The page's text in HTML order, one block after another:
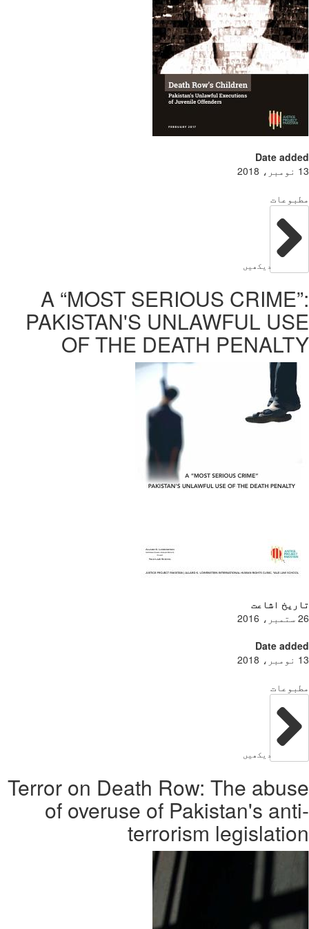
Date
دیکھیں
A “MOST SERIOUS
PAKISTAN'S UNLAWFUL
OF THE DEATH
اشاعت
Date
دیکھیں
Terror on Death Row: The
of overuse of Pakistan's
terrorism